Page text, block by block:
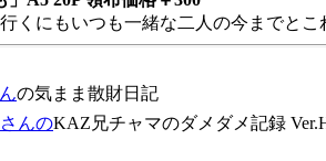
くにもいつも一緒な二人の今までと
の気まま散財日記
んのKAZ兄チャマのダメダメ記録